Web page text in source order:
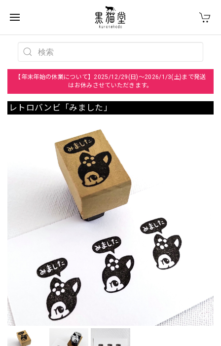
【年末年始の休業について】2025/12/29(日)～2026/1/3(土)まで発送
はお休みさせていただきます。
レトロバンビ「みました」